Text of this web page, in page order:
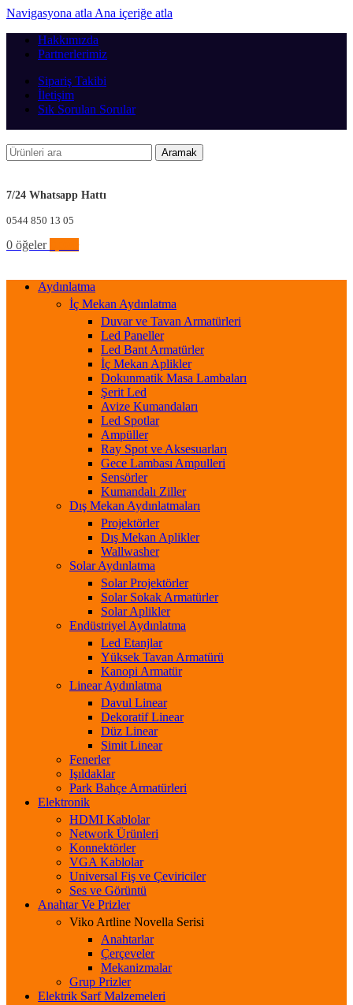
Navigasyona atla Ana içeriğe atla
Hakkımızda
Partnerlerimiz
Sipariş Takibi
İletişim
Sık Sorulan Sorular
Aramak
7/24 Whatsapp Hattı
0544 850 13 05
0 öğeler
Aydınlatma
İç Mekan Aydınlatma
Duvar ve Tavan Armatürleri
Led Paneller
Led Bant Armatürler
İç Mekan Aplikler
Dokunmatik Masa Lambaları
Şerit Led
Avize Kumandaları
Led Spotlar
Ampüller
Ray Spot ve Aksesuarları
Gece Lambası Ampulleri
Sensörler
Kumandalı Ziller
Dış Mekan Aydınlatmaları
Projektörler
Dış Mekan Aplikler
Wallwasher
Solar Aydınlatma
Solar Projektörler
Solar Sokak Armatürler
Solar Aplikler
Endüstriyel Aydınlatma
Led Etanjlar
Yüksek Tavan Armatürü
Kanopi Armatür
Linear Aydınlatma
Davul Linear
Dekoratif Linear
Düz Linear
Simit Linear
Fenerler
Işıldaklar
Park Bahçe Armatürleri
Elektronik
HDMI Kablolar
Network Ürünleri
Konnektörler
VGA Kablolar
Universal Fiş ve Çeviriciler
Ses ve Görüntü
Anahtar Ve Prizler
Viko Artline Novella Serisi
Anahtarlar
Çerçeveler
Mekanizmalar
Grup Prizler
Elektrik Sarf Malzemeleri